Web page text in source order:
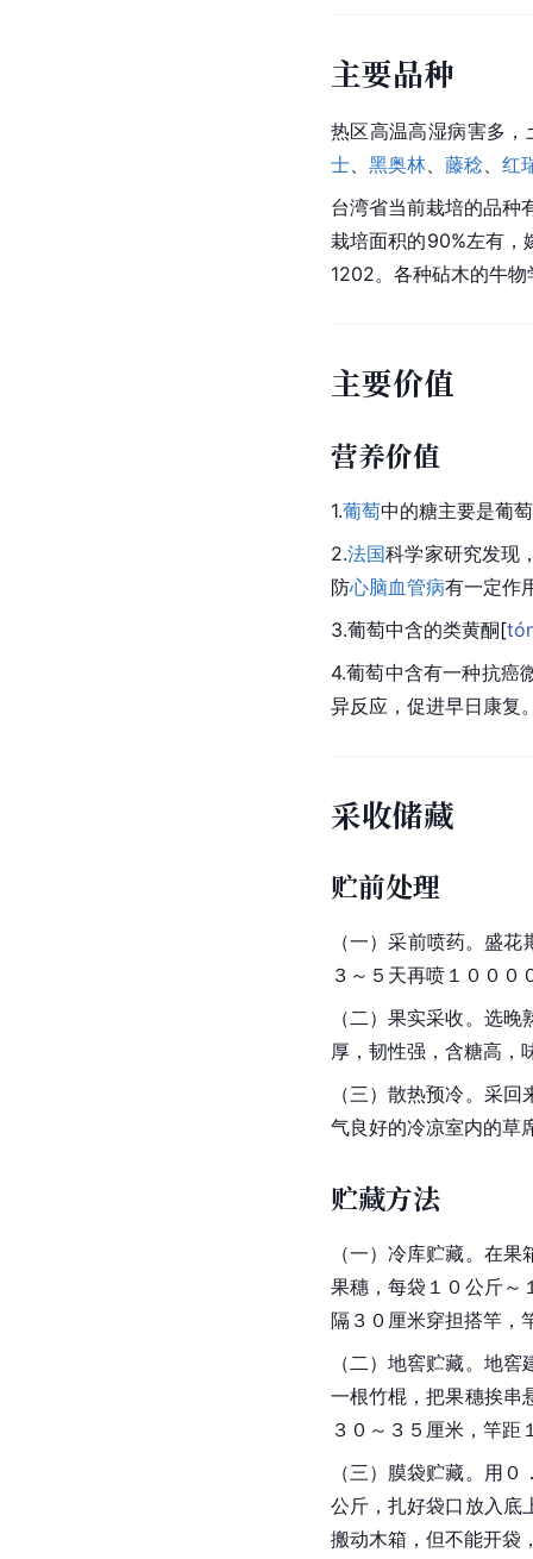
主要品种
热区高温高湿病害多
士、 黑奥林、 藤稔、 红
台湾省当前栽培的品种
栽培面积的90%左有
1202。各种砧木的牛
主要价值
营养价值
1.葡萄中的糖主要是葡
2.法国科学家研究发现
防心脑血管病有一定作
3.葡萄中含的类黄酮[
4.葡萄中含有一种抗癌
异反应，促进早日康复
采收储藏
贮前处理
（一）采前喷药。盛
３～５天再喷１０００
（二）果实采收。选晚
厚，韧性强，含糖高，
（三）散热预冷。采
气良好的冷凉室内的草
贮藏方法
（一）冷库贮藏。在
果穗，每袋１０公斤～
隔３０厘米穿担搭竿，
（二）地窖贮藏。地窖
一根竹棍，把果穗挨串
３０～３５厘米，竿距
（三）膜袋贮藏。用
公斤，扎好袋口放入底
搬动木箱，但不能开袋